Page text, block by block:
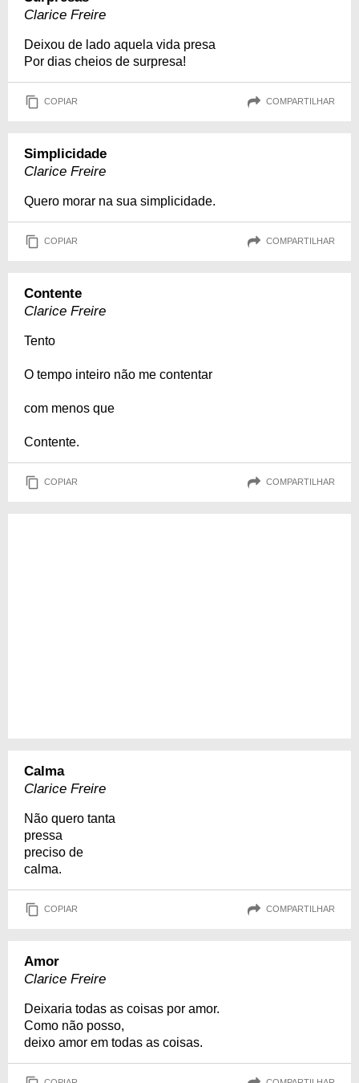
Clarice Freire
Deixou de lado aquela vida presa
Por dias cheios de surpresa!
COPIAR COMPARTILHAR
Simplicidade
Clarice Freire
Quero morar na sua simplicidade.
COPIAR COMPARTILHAR
Contente
Clarice Freire
Tento
O tempo inteiro não me contentar
com menos que
Contente.
COPIAR COMPARTILHAR
Calma
Clarice Freire
Não quero tanta
pressa
preciso de
calma.
COPIAR COMPARTILHAR
Amor
Clarice Freire
Deixaria todas as coisas por amor.
Como não posso,
deixo amor em todas as coisas.